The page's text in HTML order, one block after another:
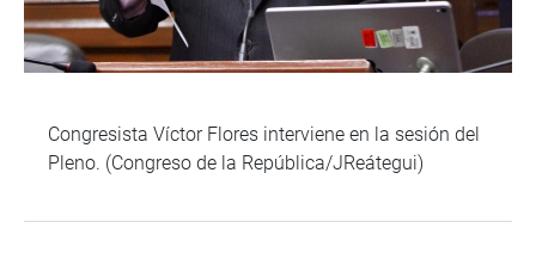
Congresista Víctor Flores interviene en la sesión del
Pleno. (Congreso de la República/JReátegui)